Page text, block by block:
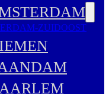
ZUIDOOST